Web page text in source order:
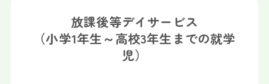
放課後等デイサービス
（小学1年生～高校3年生までの就学
児）